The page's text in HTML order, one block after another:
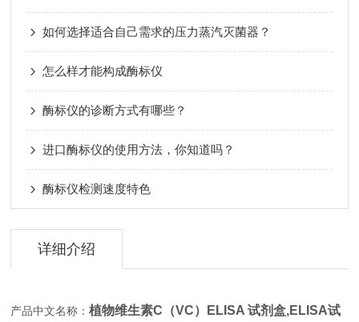
如何选择适合自己需求的压力蒸汽灭菌器？
怎么样才能构成酶标仪
酶标仪的诊断方式有哪些？
进口酶标仪的使用方法，你知道吗？
酶标仪检测速度特色
详细介绍
产品中文名称：植物维生素C（VC）ELISA 试剂盒,ELISA试